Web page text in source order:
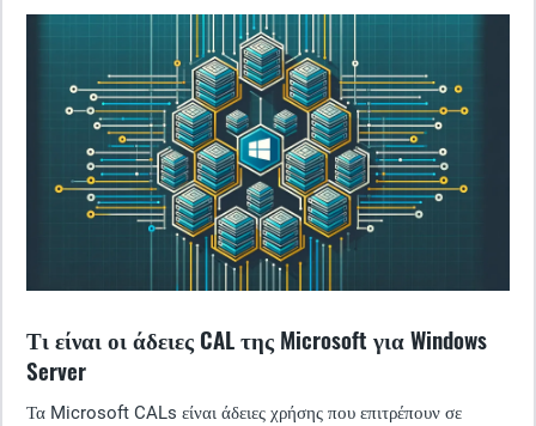
Τι είναι οι άδειες CAL της Microsoft για Windows
Server
Τα Microsoft CALs είναι άδειες χρήσης που επιτρέπουν σε